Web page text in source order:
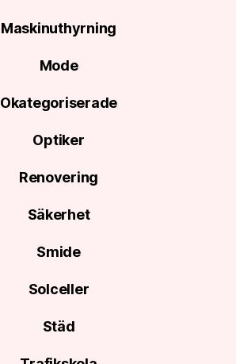
Maskinuthyrning
Mode
Okategoriserade
Optiker
Renovering
Säkerhet
Smide
Solceller
Städ